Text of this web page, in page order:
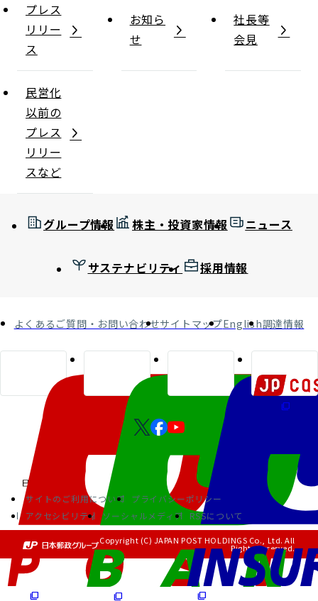
プレス
リリー
ス
お知ら
せ
社長等
会見
民営化
以前の
プレス
リリー
スなど
グループ情報 株主・投資家情報 ニュース
サステナビリティ 採用情報
よくあるご質問・お問い合わせサイトマップEnglish調達情報
サイトのご利用について
プライバシーポリシー
アクセシビリティ
ソーシャルメディア RSSについて
Copyright (C) JAPAN POST HOLDINGS Co., Ltd. All
Rights Reserved.